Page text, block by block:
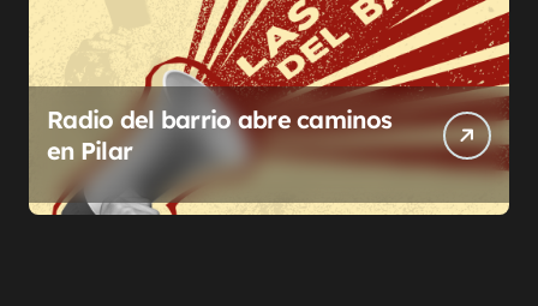
Radio del barrio abre caminos
en Pilar